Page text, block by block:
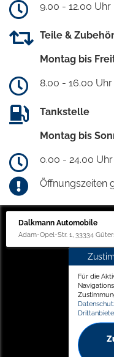
9.00 - 12.00 Uhr
Teile & Zubehör
Montag bis
8.00 - 16.00 Uhr
Tankstelle
Montag bis
0.00 - 24.00 Uhr
Öffnungszeiten
Dalkmann Automobile
Adam-Opel-Str. 1, 33334
Für die